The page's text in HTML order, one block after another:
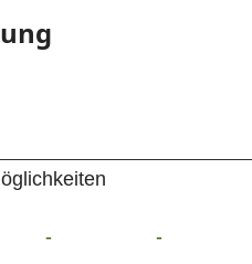
- -